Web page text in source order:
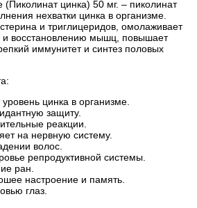
цинка) 50 мг. – пиколинат
нехватки цинка в организме.
и триглицеридов, омолаживает
и восстановлению мышц, повышает
иммунитет и синтез половых
цинка в организме.
защиту.
реакции.
на нервную систему.
волос.
репродуктивной системы.
ран.
настроение и память.
глаз.